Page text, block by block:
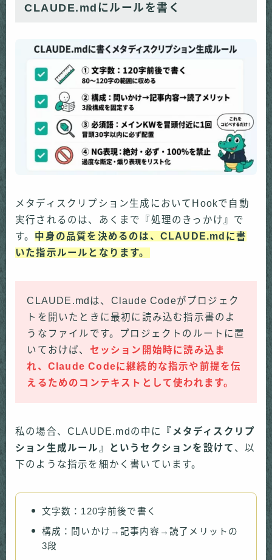
CLAUDE.mdにルールを書く
メタディスクリプション生成においてHookで自動
実行されるのは、あくまで『処理のきっかけ』で
す。 中身の品質を決めるのは、CLAUDE.mdに書
いた指示ルールとなります。
CLAUDE.mdは、Claude Codeがプロジェク
トを開いたときに最初に読み込む指示書のよ
うなファイルです。プロジェクトのルートに置
いておけば、 セッション開始時に読み込ま
れ、Claude Codeに継続的な指示や前提を伝
えるためのコンテキストとして使われます。
私の場合、CLAUDE.mdの中に
『メタディスクリプ
ション生成ルール』というセクションを設けて 、以
下のような指示を細かく書いています。
文字数：120字前後で書く
構成：問いかけ→記事内容→読了メリットの
3段